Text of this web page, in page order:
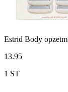
Estrid Body
13.95
1 ST